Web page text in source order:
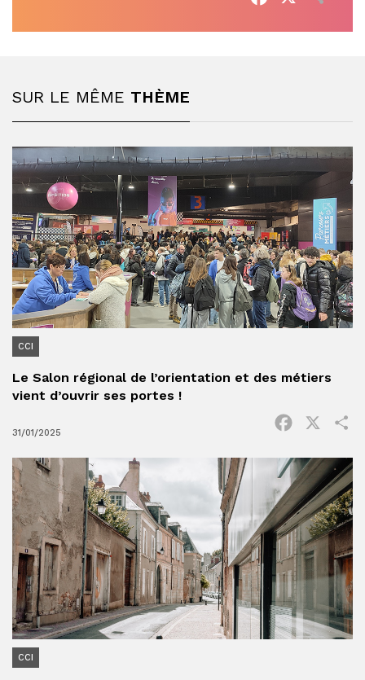
SUR LE MÊME THÈME
CCI
Le Salon régional de l’orientation et des métiers
vient d’ouvrir ses portes !
31/01/2025
Facebook
CCI